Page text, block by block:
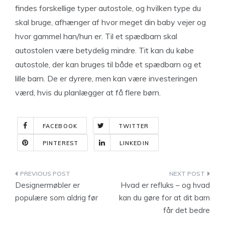
findes forskellige typer autostole, og hvilken type du
skal bruge, afhænger af hvor meget din baby vejer og
hvor gammel han/hun er. Til et spædbarn skal
autostolen være betydelig mindre. Tit kan du købe
autostole, der kan bruges til både et spædbarn og et
lille barn. De er dyrere, men kan være investeringen
værd, hvis du planlægger at få flere børn.
FACEBOOK TWITTER
PINTEREST LINKEDIN
Indlægsnavigation
Designermøbler er
populære som aldrig før
Hvad er refluks – og hvad
kan du gøre for at dit barn
får det bedre